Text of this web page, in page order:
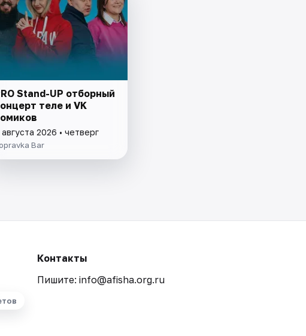
Stand-UP отборный
теле и VK
2026 • четверг
Bar
Контакты
Пишите: info@afisha.org.ru